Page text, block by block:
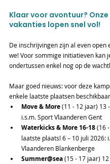
Klaar voor avontuur?
vakanties lopen snel vol!
De inschrijvingen zijn al even open
we! Voor sommige initiatieven kan
ondertussen enkel nog op de
Maar goed nieuws: voor deze
enkele laatste plaatsen
Move & More (11 - 12 jaar) 13
i.s.m. Sport Vlaanderen Gent
Waterkicks & More 16-18 (16
laatste plaats! 6 – 10 juli 2026:
Vlaanderen Blankenberge
Summer@sea (15 - 17 jaar)